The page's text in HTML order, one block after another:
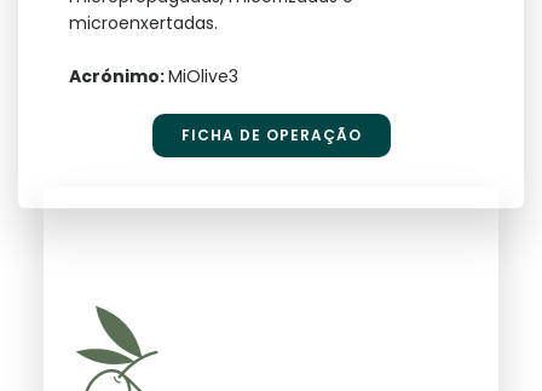
microenxertadas.
Acrónimo:MiOlive3
FICHA DE OPERAÇÃO